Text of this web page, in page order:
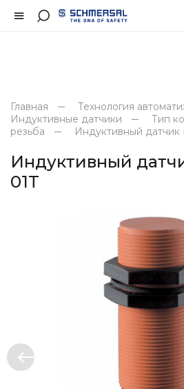
Главная
Технология
Индуктивные датчики
Тип
резьба
Индуктивный датчик
Индуктивный
01T